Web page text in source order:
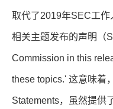
取代了2019年SEC工
相关主题发布的声明（
Commission in this
these topics.' 这意味着
Statements，虽然提供